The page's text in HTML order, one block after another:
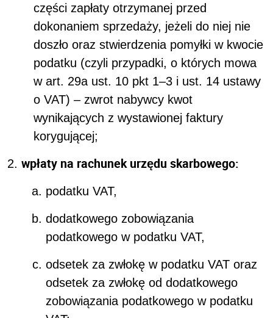
części zapłaty otrzymanej przed
dokonaniem sprzedaży, jeżeli do niej nie
doszło oraz stwierdzenia pomyłki w kwocie
podatku (czyli przypadki, o których mowa
w art. 29a ust. 10 pkt 1–3 i ust. 14 ustawy
o VAT) – zwrot nabywcy kwot
wynikających z wystawionej faktury
korygującej;
wpłaty na rachunek urzędu skarbowego:
podatku VAT,
dodatkowego zobowiązania
podatkowego w podatku VAT,
odsetek za zwłokę w podatku VAT oraz
odsetek za zwłokę od dodatkowego
zobowiązania podatkowego w podatku